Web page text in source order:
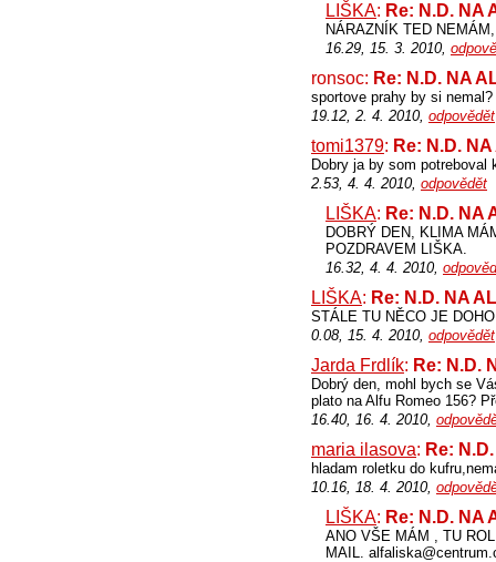
LIŠKA: Re: N.D. NA
NÁRAZNÍK TED
16.29, 15. 3. 2010,
ronsoc: Re: N.D. NA
sportove prahy by si nemal?
19.12, 2. 4. 2010, odpovědět
tomi1379: Re: N.D.
Dobry ja by som potreboval
2.53, 4. 4. 2010, odpovědět
LIŠKA: Re: N.D. NA
DOBRÝ DEN, KLIMA
POZDRAVEM LIŠKA.
16.32, 4. 4. 2010,
LIŠKA: Re: N.D. NA
STÁLE TU NĚCO JE
0.08, 15. 4. 2010, odpovědět
Jarda Frdlík: Re: N.D.
Dobrý den, mohl bych se
plato na Alfu Romeo 156?
16.40, 16. 4. 2010,
maria ilasova: Re:
hladam roletku do
10.16, 18. 4. 2010,
LIŠKA: Re: N.D. NA
ANO VŠE MÁM , TU
MAIL.